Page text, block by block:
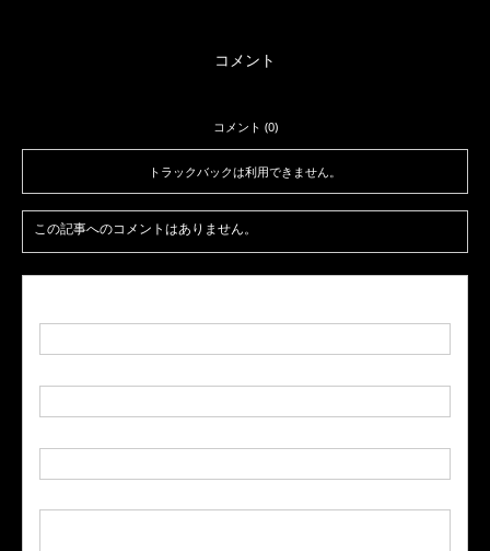
コメント
コメント (0)
トラックバックは利用できません。
この記事へのコメントはありません。